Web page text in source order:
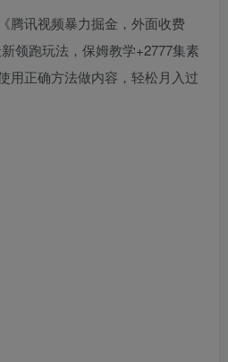
腾讯视频暴力掘金 ，外面收费
领跑玩法，保姆教学+2777集素
用正确方法做内容，轻松月入过